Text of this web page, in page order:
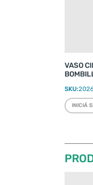
VASO
SKU:
INICIÁ